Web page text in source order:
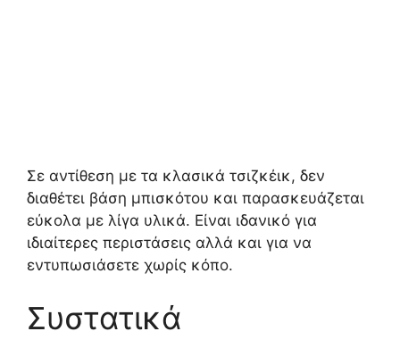
Σε αντίθεση με τα κλασικά τσιζκέικ, δεν
διαθέτει βάση μπισκότου και παρασκευάζεται
εύκολα με λίγα υλικά. Είναι ιδανικό για
ιδιαίτερες περιστάσεις αλλά και για να
εντυπωσιάσετε χωρίς κόπο.
Συστατικά